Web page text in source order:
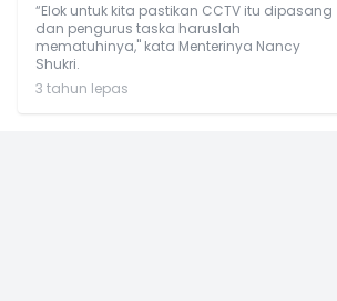
“Elok untuk kita pastikan CCTV itu dipasang
dan pengurus taska haruslah
mematuhinya," kata Menterinya Nancy
Shukri.
3 tahun lepas